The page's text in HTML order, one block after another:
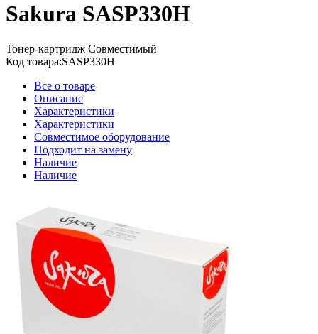
Sakura SASP330H
Тонер-картридж Совместимый
Код товара:SASP330H
Все о товаре
Описание
Характеристики
Характеристики
Совместимое оборудование
Подходит на замену
Наличие
Наличие